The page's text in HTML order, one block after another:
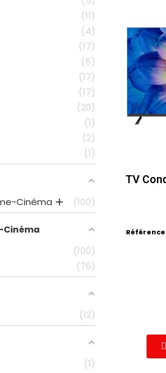
11
4
17
5
17
17
20
1
2
1
Cinéma 100
Cinéma
100
76
12
1
TV
Référence